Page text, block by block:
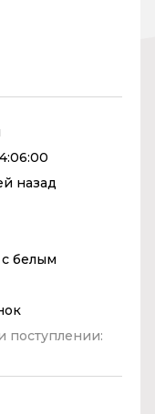
назад
белым
поступлении: